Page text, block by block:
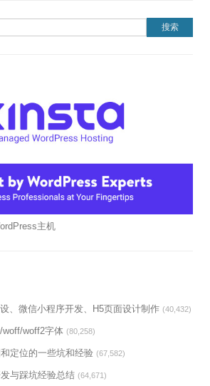
主机
、微信小程序开发、H5页面设计制作 (40,432)
woff2字体 (80,258)
定位的一些坑和经验 (67,582)
与踩坑经验总结 (64,671)